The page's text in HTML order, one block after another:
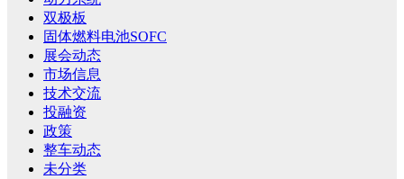
双极板
固体燃料电池SOFC
展会动态
市场信息
技术交流
投融资
政策
整车动态
未分类